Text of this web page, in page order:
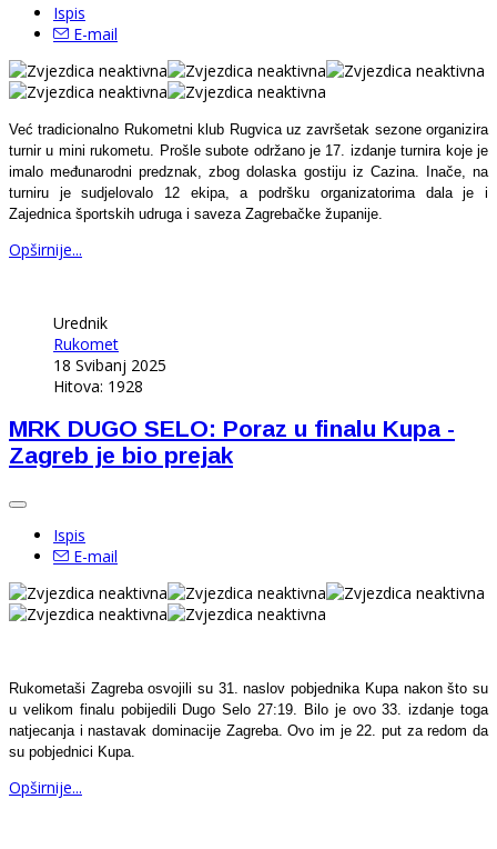
Ispis
E-mail
Već tradicionalno Rukometni klub Rugvica uz završetak sezone organizira
turnir u mini rukometu. Prošle subote održano je 17. izdanje turnira koje je
imalo međunarodni predznak, zbog dolaska gostiju iz Cazina. Inače, na
turniru je sudjelovalo 12 ekipa, a podršku organizatorima dala je i
Zajednica športskih udruga i saveza Zagrebačke županije.
Opširnije...
Urednik
Rukomet
18 Svibanj 2025
Hitova: 1928
MRK DUGO SELO: Poraz u finalu Kupa -
Zagreb je bio prejak
Ispis
E-mail
Rukometaši Zagreba osvojili su 31. naslov pobjednika Kupa nakon što su
u velikom finalu pobijedili Dugo Selo 27:19. Bilo je ovo 33. izdanje toga
natjecanja i nastavak dominacije Zagreba. Ovo im je 22. put za redom da
su pobjednici Kupa.
Opširnije...